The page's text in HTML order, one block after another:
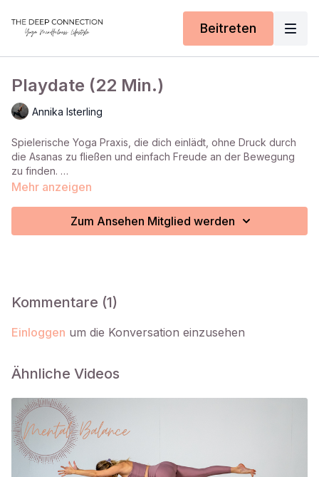
Beitreten
Playdate (22 Min.)
Annika Isterling
Spielerische Yoga Praxis, die dich einlädt, ohne Druck durch
die Asanas zu fließen und einfach Freude an der Bewegung
zu finden.
Perfekt für Tage, an denen du unsicher bist, ob du Yoga
Mehr anzeigen
Zum Ansehen Mitglied werden
Kommentare (1)
Einloggen um die Konversation einzusehen
Ähnliche Videos